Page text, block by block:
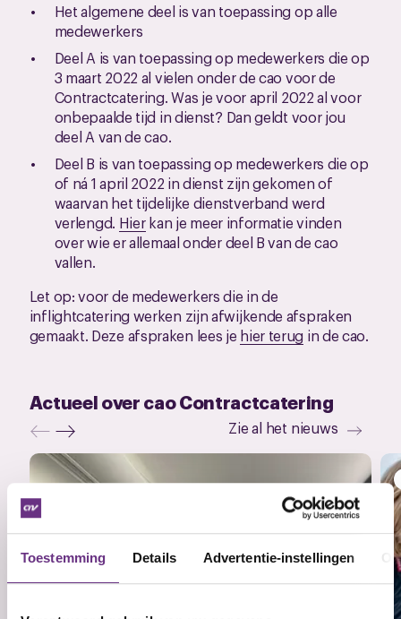
Toestemming Details Advertentie-instellingen
Het algemene deel is van toepassing op alle
medewerkers
Deel A is van toepassing op medewerkers die op
3 maart 2022 al vielen onder de cao voor de
Contractcatering. Was je voor april 2022 al voor
onbepaalde tijd in dienst? Dan geldt voor jou
deel A van de cao.
Deel B is van toepassing op medewerkers die op
of ná 1 april 2022 in dienst zijn gekomen of
waarvan het tijdelijke dienstverband werd
verlengd. Hierkan je meer informatie vinden
over wie er allemaal onder deel B van de cao
vallen.
Let op: voor de medewerkers die in de
inflightcatering werken zijn afwijkende afspraken
gemaakt. Deze afspraken lees je hier terug in de cao.
Actueel over cao Contractcatering
Zie al het nieuws